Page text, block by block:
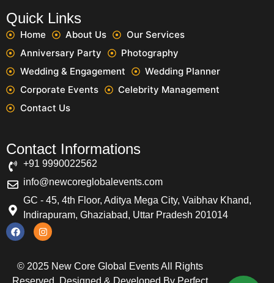
Quick Links
Home About Us
Our Services
Anniversary Party
Photography
Wedding & Engagement
Wedding Planner
Corporate Events
Celebrity Management
Contact Us
Contact Informations
+91 9990022562
info@newcoreglobalevents.com
GC - 45, 4th Floor, Aditya Mega City, Vaibhav Khand,
Indirapuram, Ghaziabad, Uttar Pradesh 201014
© 2025 New Core Global Events All Rights